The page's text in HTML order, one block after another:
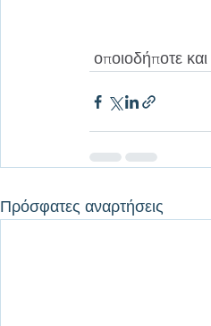
οποιοδήποτε
Πρόσφατες αναρτήσεις